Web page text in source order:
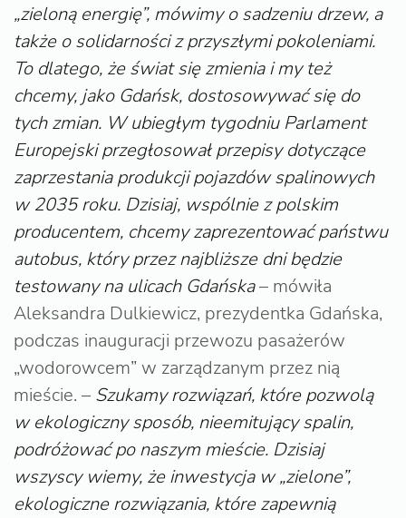
„zieloną energię”, mówimy o sadzeniu drzew, a
także o solidarności z przyszłymi pokoleniami.
To dlatego, że świat się zmienia i my też
chcemy, jako Gdańsk, dostosowywać się do
tych zmian. W ubiegłym tygodniu Parlament
Europejski przegłosował przepisy dotyczące
zaprzestania produkcji pojazdów spalinowych
w 2035 roku. Dzisiaj, wspólnie z polskim
producentem, chcemy zaprezentować państwu
autobus, który przez najbliższe dni będzie
testowany na ulicach Gdańska– mówiła
Aleksandra Dulkiewicz, prezydentka Gdańska,
podczas inauguracji przewozu pasażerów
„wodorowcem” w zarządzanym przez nią
mieście. – Szukamy rozwiązań, które pozwolą
w ekologiczny sposób, nieemitujący spalin,
podróżować po naszym mieście. Dzisiaj
wszyscy wiemy, że inwestycja w „zielone”,
ekologiczne rozwiązania, które zapewnią